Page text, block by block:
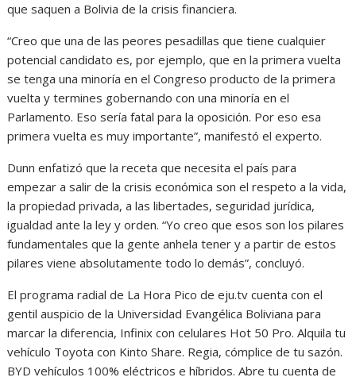
que saquen a Bolivia de la crisis financiera.
“Creo que una de las peores pesadillas que tiene cualquier
potencial candidato es, por ejemplo, que en la primera vuelta
se tenga una minoría en el Congreso producto de la primera
vuelta y termines gobernando con una minoría en el
Parlamento. Eso sería fatal para la oposición. Por eso esa
primera vuelta es muy importante”, manifestó el experto.
Dunn enfatizó que la receta que necesita el país para
empezar a salir de la crisis económica son el respeto a la vida,
la propiedad privada, a las libertades, seguridad jurídica,
igualdad ante la ley y orden. “Yo creo que esos son los pilares
fundamentales que la gente anhela tener y a partir de estos
pilares viene absolutamente todo lo demás”, concluyó.
El programa radial de La Hora Pico de eju.tv cuenta con el
gentil auspicio de la Universidad Evangélica Boliviana para
marcar la diferencia, Infinix con celulares Hot 50 Pro. Alquila tu
vehículo Toyota con Kinto Share. Regia, cómplice de tu sazón.
BYD vehículos 100% eléctricos e híbridos. Abre tu cuenta de